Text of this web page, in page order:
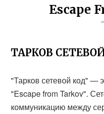
Escape
ТАРКОВ
"Тарков сетевой код" —
"Escape from Tarkov".
коммуникацию между